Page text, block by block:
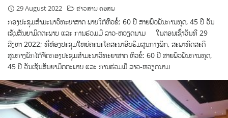
29 August 2022 ຂ່າວສານ ຄອສພ
ກອງປະຊຸມສຳມະນາວິທະຍາສາດ ພາຍໃຕ້ຫົວຂໍ້: 60 ປີ ສາຍພົວພັນການທູດ, 45 ປີ ວັນ
ເຊັນສັນຍາມິດຕະພາບ ແລະ ການຮ່ວມມື ລາວ-ຫວຽດນາມ ໃນຕອນເຊົ້າວັນທີ 29
ສິງຫາ 2022; ທີ່ຫ້ອງປະຊຸມໃຫຍ່ຄະນະໂຄສະນາອົບຮົມສູນກາງພັກ, ສະພາທິດສະດີ
ສູນກາງພັກໄດ້ຈັດກອງປະຊຸມສຳມະນາວິທະຍາສາດ ຫົວຂໍ້: 60 ປີ ສາຍພົວພັນການທູດ,
45 ປີ ວັນເຊັນສັນຍາມິດຕະພາບ ແລະ ການຮ່ວມມື ລາວ-ຫວຽດນາມ